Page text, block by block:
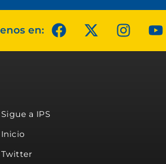
en:
Sigue a IPS
Inicio
Twitter